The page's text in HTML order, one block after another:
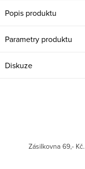
Popis produktu
Parametry produktu
Diskuze
Zásilkovna 69,- Kč.